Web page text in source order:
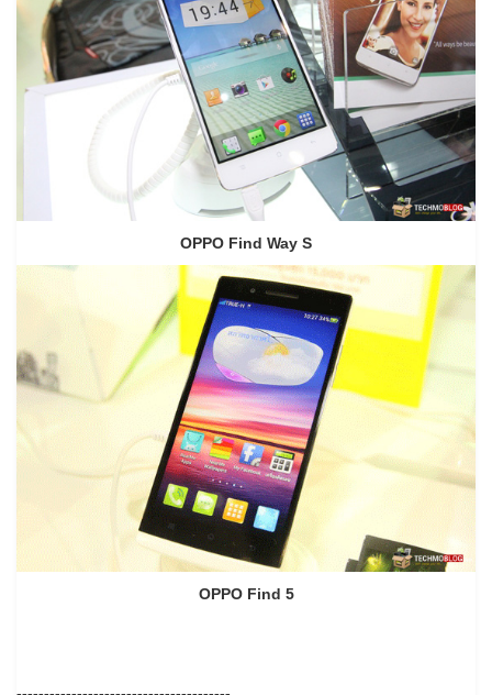
OPPO Find Way S
OPPO Find 5